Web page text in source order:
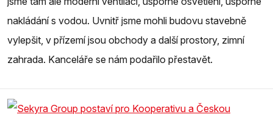
nakládání s vodou. Uvnitř jsme mohli budovu stavebně
vylepšit, v přízemí jsou obchody a další prostory, zimní
zahrada. Kanceláře se nám podařilo přestavět.